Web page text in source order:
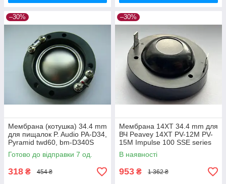
–30%
Мембрана (котушка) 34.4 mm
для пищалок P. Audio PA-D34,
Pyramid twd60, bm-D340S
Готово до відправки 7 од.
318 ₴ 454 ₴
–30%
Мембрана 14XT 34.4 mm для
ВЧ Peavey 14XT PV-12M PV-
15M Impulse 100 SSE series
TLS 4 a
В наявності
953 ₴ 1 362 ₴